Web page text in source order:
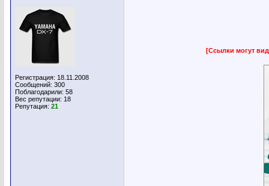
Регистрация: 18.11.2008
Сообщений: 300
Поблагодарили: 58
Вес репутации: 18
Репутация: 21
[Ссылки могут